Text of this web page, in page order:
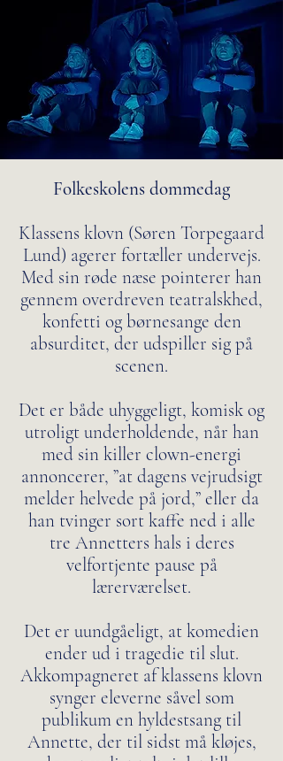
Folkeskolens dommedag
Klassens klovn (Søren Torpegaard
Lund) agerer fortæller undervejs.
Med sin røde næse pointerer han
gennem overdreven teatralskhed,
konfetti og børnesange den
absurditet, der udspiller sig på
scenen.
Det er både uhyggeligt, komisk og
utroligt underholdende, når han
med sin killer clown-energi
annoncerer, ”at dagens vejrudsigt
melder helvede på jord,” eller da
han tvinger sort kaffe ned i alle
tre Annetters hals i deres
velfortjente pause på
lærerværelset.
Det er uundgåeligt, at komedien
ender ud i tragedie til slut.
Akkompagneret af klassens klovn
synger eleverne såvel som
publikum en hyldestsang til
Annette, der til sidst må kløjes,